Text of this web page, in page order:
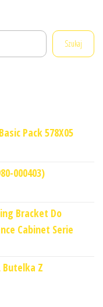
Szukaj
Pack 578X05
000403)
Bracket Do
Cabinet Serie
Butelka Z